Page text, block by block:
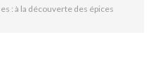
: à la découverte des épices